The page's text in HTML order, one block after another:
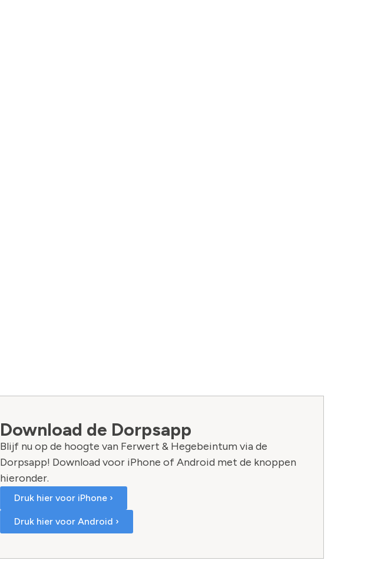
Download de Dorpsapp
Blijf nu op de hoogte van Ferwert & Hegebeintum via de
Dorpsapp! Download voor iPhone of Android met de knoppen
hieronder.
Druk hier voor iPhone ›
Druk hier voor Android ›